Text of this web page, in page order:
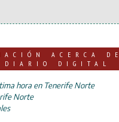
ACERCA DE
DIARIO DIGITAL
hora en Tenerife Norte
Norte